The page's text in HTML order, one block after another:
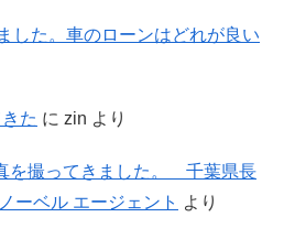
た。車のローンはどれが良い
た に zin より
を撮ってきました。 千葉県長
ーベル エージェント より